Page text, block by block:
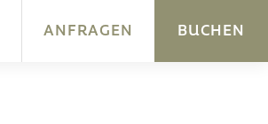
ANFRAGEN BUCHEN